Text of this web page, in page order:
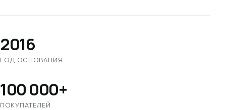
2016
ГОД ОСНОВАНИЯ
100 000+
ПОКУПАТЕЛЕЙ